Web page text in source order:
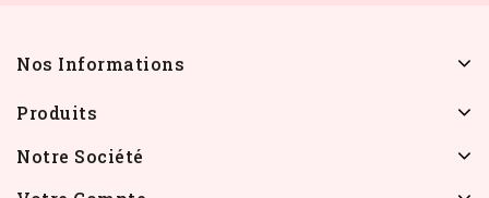
Nos Informations
Produits
Notre Société